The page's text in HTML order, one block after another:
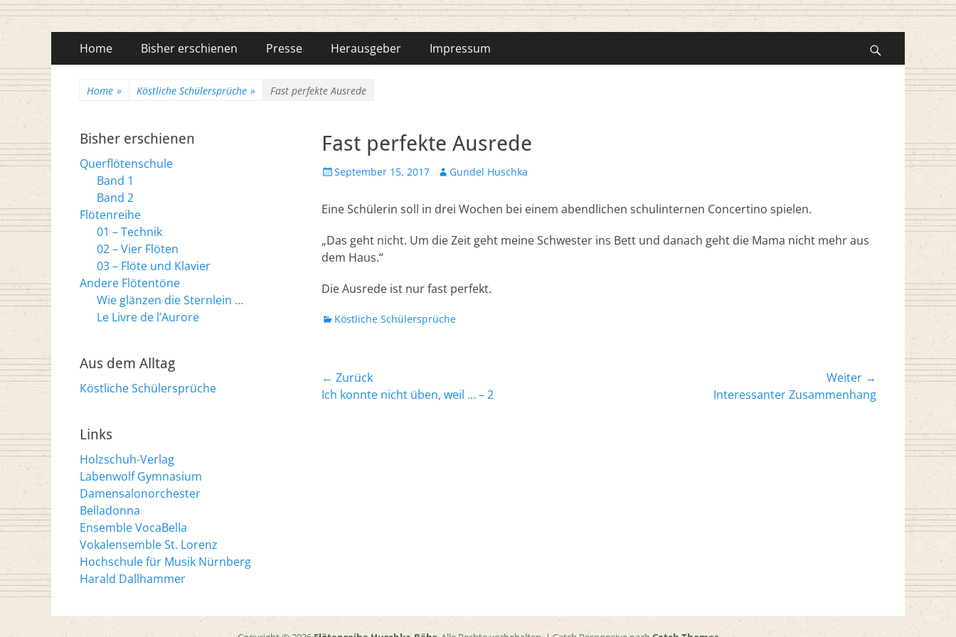
Flötenreihe Huschka-Bähr
Primäres
Menü
Inhalt
Home Bisher erschienen Presse Herausgeber Impressum
Home » Köstliche Schülersprüche » Fast perfekte Ausrede
Fast perfekte Ausrede
Veröffentlicht
September 15, 2017 AutorGundel Huschka
Eine Schülerin soll in drei Wochen bei einem abendlichen schulinternen Concertino spielen.
„Das geht nicht. Um die Zeit geht meine Schwester ins Bett und danach geht die Mama nicht mehr aus
dem Haus.“
Die Ausrede ist nur fast perfekt.
Kategorien
Köstliche Schülersprüche
Beitrags-
Navigation
← Zurück
Vorheriger
Ich konnte nicht üben, weil … – 2
Weiter →
Interessanter Zusammenhang
Bisher erschienen
Querflötenschule
Band 1
Band 2
Flötenreihe
01 – Technik
02 – Vier Flöten
03 – Flöte und Klavier
Andere Flötentöne
Wie glänzen die Sternlein …
Le Livre de l’Aurore
Aus dem Alltag
Köstliche Schülersprüche
Links
Holzschuh-Verlag
Labenwolf Gymnasium
Damensalonorchester
Belladonna
Ensemble VocaBella
Vokalensemble St. Lorenz
Hochschule für Musik Nürnberg
Harald Dallhammer